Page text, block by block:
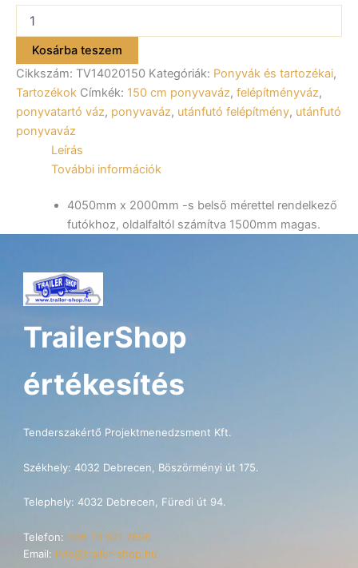
150
cm-
ALFA
14020,
24020,
utánfutóhoz
mennyiség
Kosárba teszem
Cikkszám: TV14020150 Kategóriák: Ponyvák és tartozékai,
Tartozékok Címkék: 150 cm ponyvaváz, felépítményváz,
ponyvatartó váz, ponyvaváz, utánfutó felépítmény, utánfutó
ponyvaváz
Leírás
További információk
4050mm x 2000mm -s belső mérettel rendelkező
futókhoz, oldalfaltól számítva 1500mm magas.
TrailerShop
értékesítés
Tenderszakértő Projektmenedzsment Kft.
Székhely: 4032 Debrecen, Böszörményi út 175.
Telephely: 4032 Debrecen, Füredi út 94.
Telefon: +36 70 621 7696
Email: info@trailer-shop.hu